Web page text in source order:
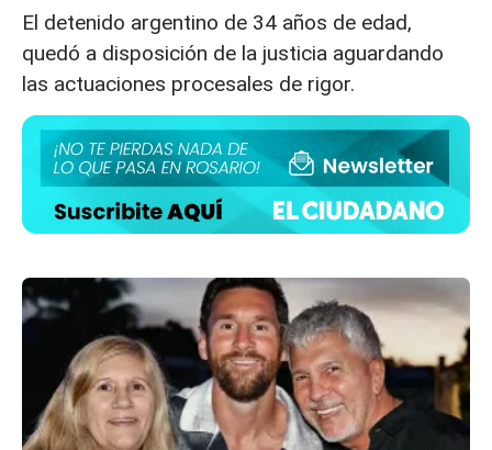
El detenido argentino de 34 años de edad,
quedó a disposición de la justicia aguardando
las actuaciones procesales de rigor.